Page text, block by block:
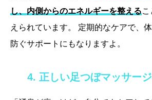
し、内側からのエネルギーを整える
えられています。 定期的なケアで、
防ぐサポートにもなりますよ。
4. 正しい足つぼマッサー